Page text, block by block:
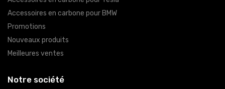
Accessoires en carbone pour BMW
Promotions
Nouveaux produits
Meilleures ventes
Notre société